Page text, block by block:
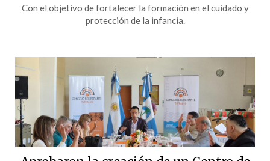
Con el objetivo de fortalecer la formación en el cuidado y
protección de la infancia.